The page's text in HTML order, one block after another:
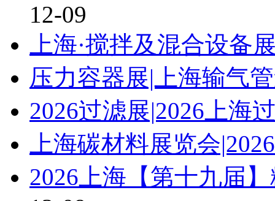
12-09
上海·搅拌及混合设备
压力容器展|上海输气
2026过滤展|2026上海
上海碳材料展览会
2026上海【第十九届